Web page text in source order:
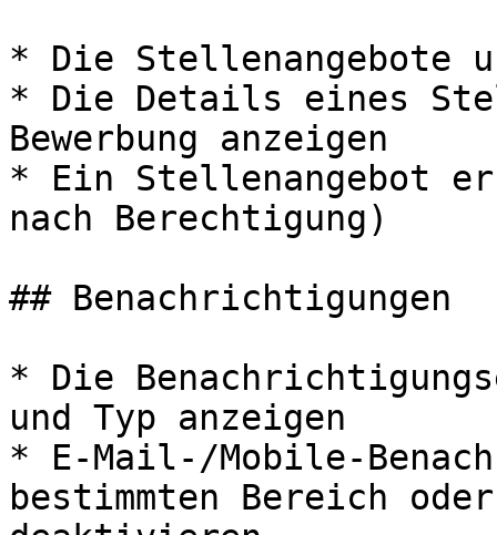
* Die Stellenangebote
* Die Details eines
Bewerbung anzeigen
* Ein Stellenangebot
nach Berechtigung)
## Benachrichtigungen
* Die
und Typ anzeigen
* E-Mail-/Mobile-
bestimmten Bereich